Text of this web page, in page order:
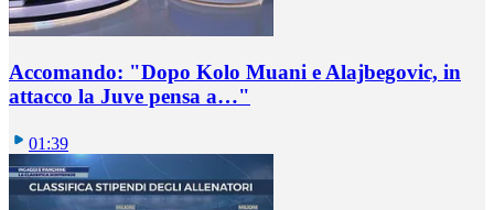
Accomando: "Dopo Kolo Muani e Alajbegovic, in
attacco la Juve pensa a…"
01:39